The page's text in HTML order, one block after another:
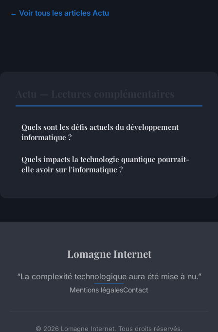
← Voir tous les articles Actu
Quels sont les défis actuels du développement
informatique ?
Quels impacts la technologie quantique pourrait-
elle avoir sur l'informatique ?
Lomagne Internet
“La complexité technologique aura été mise à nu.”
Mentions légalesContact
© 2026 Lomagne Internet. Tous droits réservés.